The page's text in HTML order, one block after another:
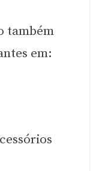
também
em: